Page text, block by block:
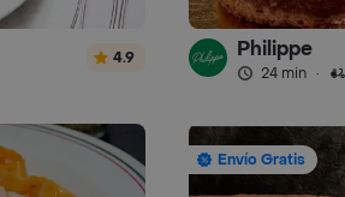
4.9 Philippe
24 min ·
Envío Gratis